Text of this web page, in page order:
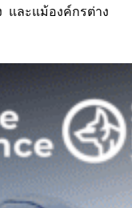
และแม้องค์กรต่าง